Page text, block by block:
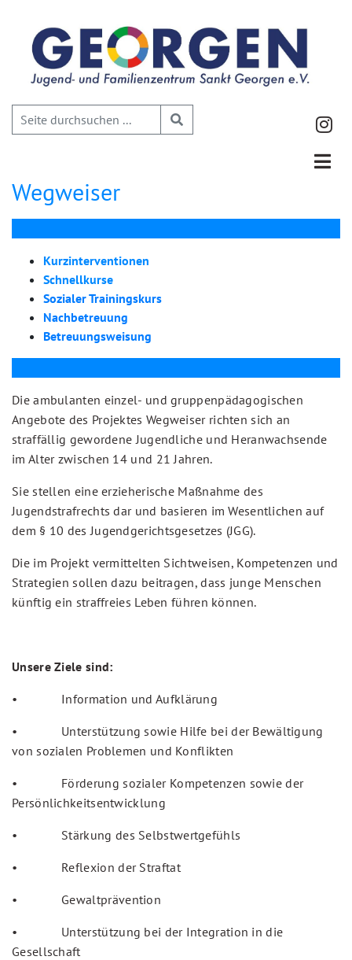
Wegweiser
Kurzinterventionen
Schnellkurse
Sozialer Trainingskurs
Nachbetreuung
Betreuungsweisung
Die ambulanten einzel- und gruppenpädagogischen
Angebote des Projektes Wegweiser richten sich an
straffällig gewordene Jugendliche und Heranwachsende
im Alter zwischen 14 und 21 Jahren.
Sie stellen eine erzieherische Maßnahme des
Jugendstrafrechts dar und basieren im Wesentlichen auf
dem § 10 des Jugendgerichtsgesetzes (JGG).
Die im Projekt vermittelten Sichtweisen, Kompetenzen und
Strategien sollen dazu beitragen, dass junge Menschen
künftig ein straffreies Leben führen können.
Unsere Ziele sind:
• Information und Aufklärung
• Unterstützung sowie Hilfe bei der Bewältigung
von sozialen Problemen und Konflikten
• Förderung sozialer Kompetenzen sowie der
Persönlichkeitsentwicklung
• Stärkung des Selbstwertgefühls
• Reflexion der Straftat
• Gewaltprävention
• Unterstützung bei der Integration in die
Gesellschaft